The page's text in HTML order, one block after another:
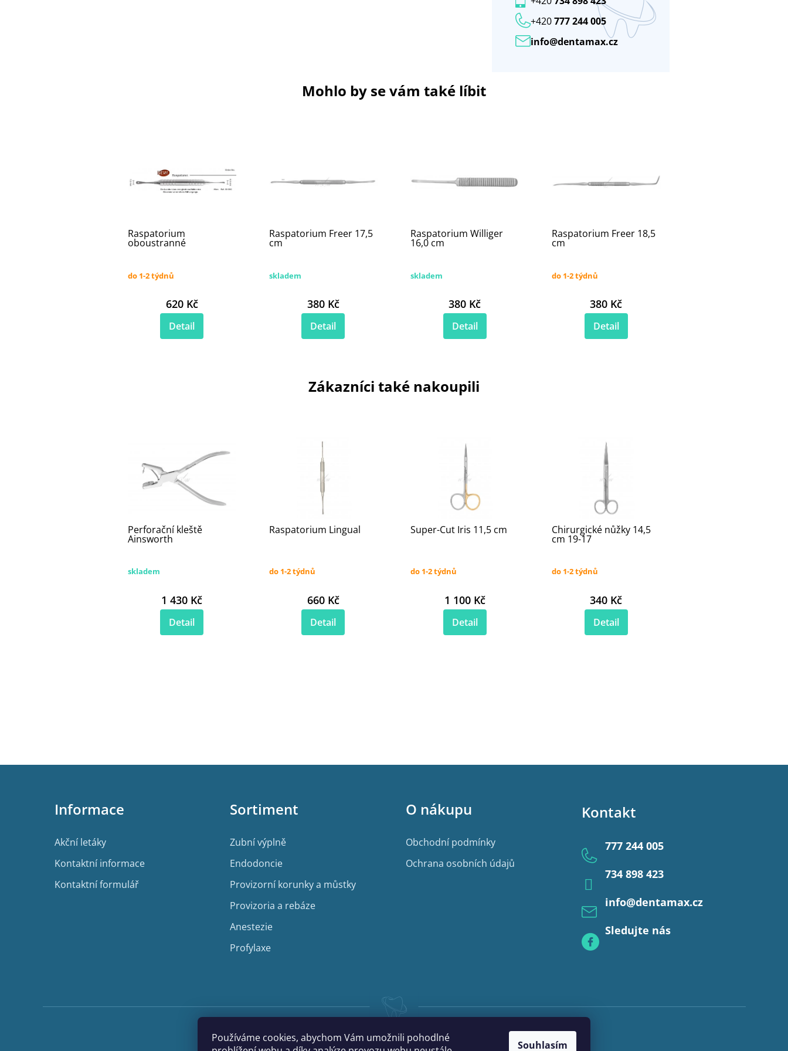
Používáme cookies, abychom Vám umožnili pohodlné
Souhlasím
info@dentamax.cz
+420777 244 005
Mohlo by se vám také líbit
Raspatorium
oboustranné
do 1-2 týdnů
620 Kč
Detail
Raspatorium Freer 17,5
cm
skladem
380 Kč
Detail
Raspatorium Williger
16,0 cm
skladem
380 Kč
Detail
Raspatorium Freer 18,5
cm
do 1-2 týdnů
380 Kč
Detail
Zákazníci také nakoupili
Perforační kleště
Ainsworth
skladem
1 430 Kč
Detail
Raspatorium Lingual
do 1-2 týdnů
660 Kč
Detail
Super-Cut Iris 11,5 cm
do 1-2 týdnů
1 100 Kč
Detail
Chirurgické nůžky 14,5
cm 19-17
do 1-2 týdnů
340 Kč
Detail
Z
Informace
Akční letáky
Kontaktní informace
Kontaktní formulář
Sortiment
Zubní výplně
Endodoncie
Provizorní korunky a můstky
Provizoria a rebáze
Anestezie
Profylaxe
O nákupu
Obchodní podmínky
Ochrana osobních údajů
Kontakt
info@dentamax.cz
777 244 005
734 898 423
Sledujte nás